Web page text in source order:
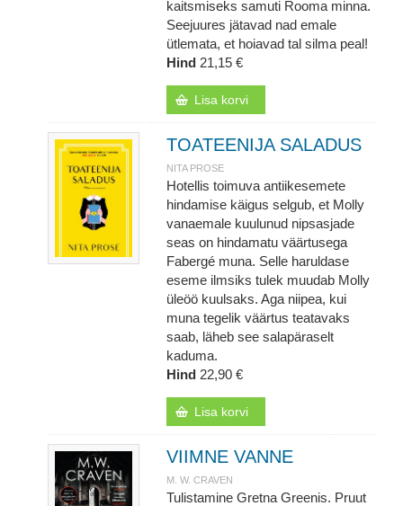
kaitsmiseks samuti Rooma minna.
Seejuures jätavad nad emale
ütlemata, et hoiavad tal silma peal!
Hind 21,15 €
Lisa korvi
TOATEENIJA SALADUS
NITA PROSE
Hotellis toimuva antiikesemete
hindamise käigus selgub, et Molly
vanaemale kuulunud nipsasjade
seas on hindamatu väärtusega
Fabergé muna. Selle haruldase
eseme ilmsiks tulek muudab Molly
üleöö kuulsaks. Aga niipea, kui
muna tegelik väärtus teatavaks
saab, läheb see salapäraselt
kaduma.
Hind 22,90 €
Lisa korvi
VIIMNE VANNE
M. W. CRAVEN
Tulistamine Gretna Greenis. Pruut